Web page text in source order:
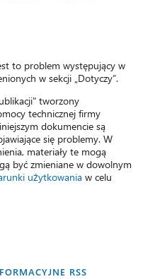
to problem występujący w
w sekcji „Dotyczy”.
tworzony
technicznej firmy
dokumencie są
się problemy. W
materiały te mogą
być zmieniane w dowolnym
użytkowania w celu
RSS